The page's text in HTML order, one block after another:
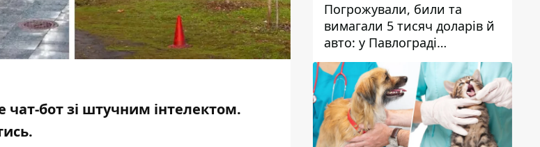
чат-бот зі штучним інтелектом.
.
Погрожували, били та
вимагали 5 тисяч доларів й
авто: у Павлограді
затримали двох чоловіків